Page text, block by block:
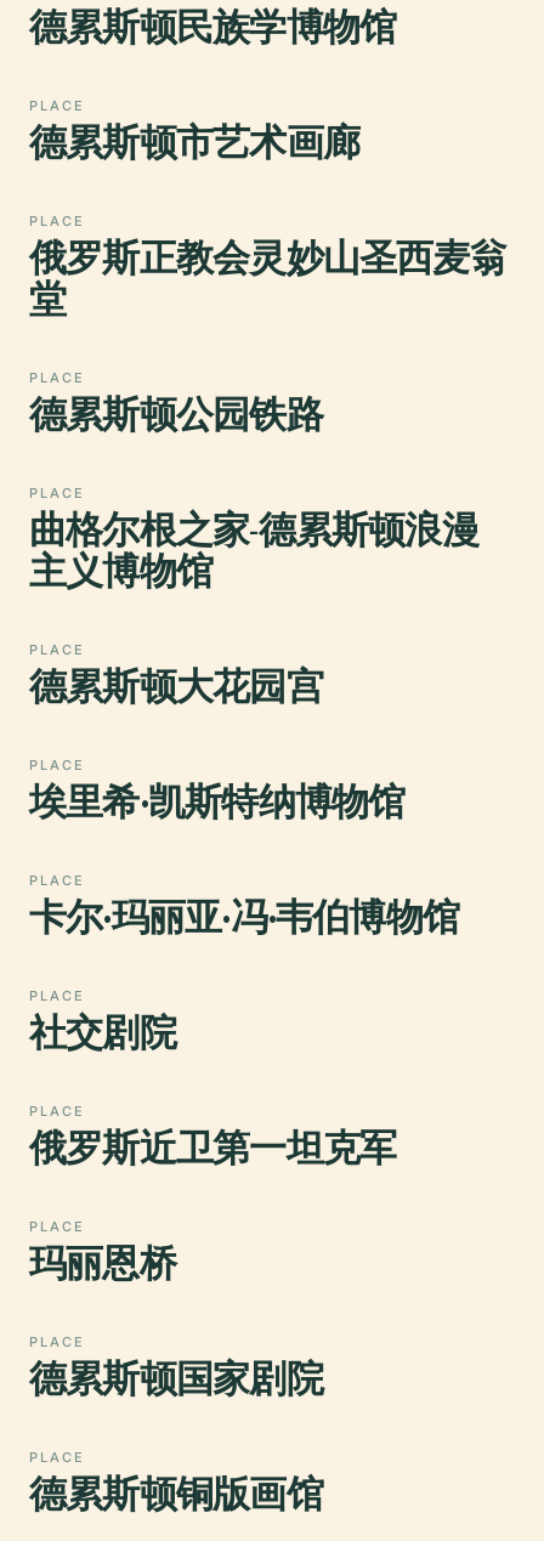
德累斯顿民族学博物馆
PLACE
德累斯顿市艺术画廊
PLACE
俄罗斯正教会灵妙山圣西麦翁
堂
PLACE
德累斯顿公园铁路
PLACE
曲格尔根之家-德累斯顿浪漫
主义博物馆
PLACE
德累斯顿大花园宫
PLACE
埃里希·凯斯特纳博物馆
PLACE
卡尔·玛丽亚·冯·韦伯博物馆
PLACE
社交剧院
PLACE
俄罗斯近卫第一坦克军
PLACE
玛丽恩桥
PLACE
德累斯顿国家剧院
PLACE
德累斯顿铜版画馆